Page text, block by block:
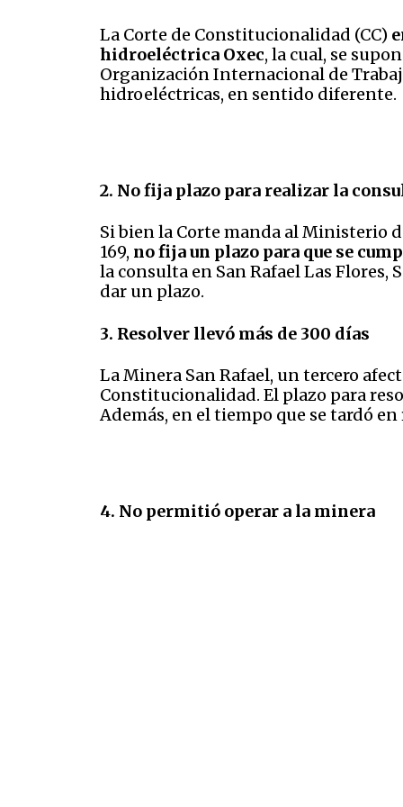
La Corte de Constitucionalidad (CC)
hidroeléctrica Oxec, la cual, se
Organización Internacional de
hidroeléctricas, en sentido diferente.
2. No fija plazo para realizar la
Si bien la Corte manda al Ministerio
169, no fija un plazo para que se
la consulta en San Rafael Las Flores,
dar un plazo.
3. Resolver llevó más de 300 días
La Minera San Rafael, un tercero
Constitucionalidad. El plazo para
Además, en el tiempo que se tardó
4. No permitió operar a la minera